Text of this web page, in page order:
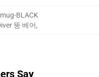
BLACK
뚱 베어,
Say